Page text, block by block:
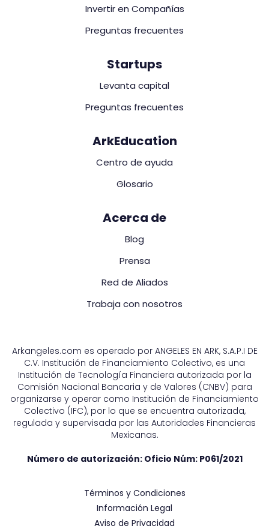
Invertir en Compañías
Preguntas frecuentes
Startups
Levanta capital
Preguntas frecuentes
ArkEducation
Centro de ayuda
Glosario
Acerca de
Blog
Prensa
Red de Aliados
Trabaja con nosotros
Arkangeles.com es operado por ANGELES EN ARK, S.A.P.I DE
C.V. Institución de Financiamiento Colectivo, es una
Institución de Tecnología Financiera autorizada por la
Comisión Nacional Bancaria y de Valores (CNBV) para
organizarse y operar como Institución de Financiamiento
Colectivo (IFC), por lo que se encuentra autorizada,
regulada y supervisada por las Autoridades Financieras
Mexicanas.
Número de autorización: Oficio Núm: P061/2021
Términos y Condiciones
Información Legal
Aviso de Privacidad